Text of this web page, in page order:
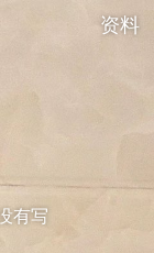
资料
有写